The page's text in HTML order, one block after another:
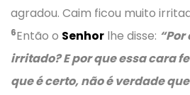
agradou. Caim ficou muito
6Então o Senhor lhe disse: “Por
irritado? E por que essa cara
que é certo, não é verdade